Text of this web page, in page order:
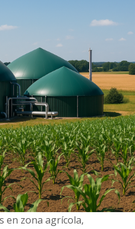
en zona agrícola,